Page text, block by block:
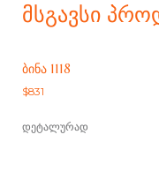
ᲛᲡᲒᲐᲕᲡᲘ
ᲑᲘᲜᲐ 1118
$831
დეტალურად